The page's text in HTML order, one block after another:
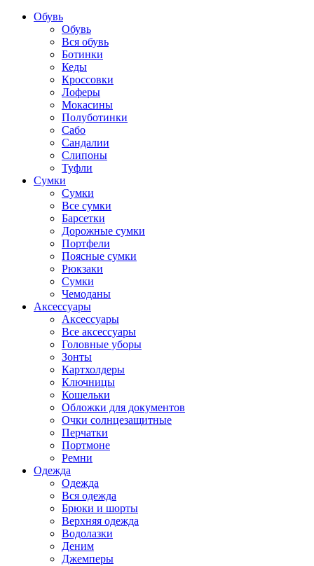
Обувь
Обувь
Вся обувь
Ботинки
Кеды
Кроссовки
Лоферы
Мокасины
Полуботинки
Сабо
Сандалии
Слипоны
Туфли
Сумки
Сумки
Все сумки
Барсетки
Дорожные сумки
Портфели
Поясные сумки
Рюкзаки
Сумки
Чемоданы
Аксессуары
Аксессуары
Все аксессуары
Головные уборы
Зонты
Картхолдеры
Ключницы
Кошельки
Обложки для документов
Очки солнцезащитные
Перчатки
Портмоне
Ремни
Одежда
Одежда
Вся одежда
Брюки и шорты
Верхняя одежда
Водолазки
Деним
Джемперы